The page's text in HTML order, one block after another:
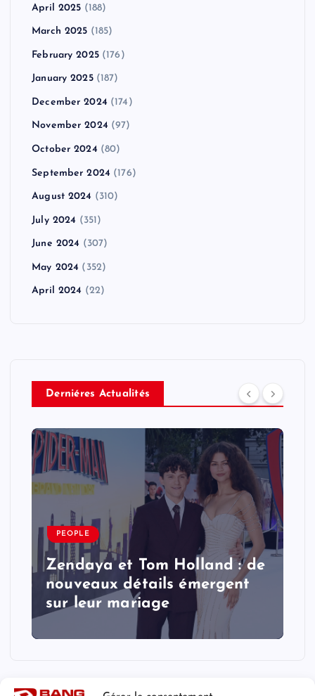
April 2025 (188)
March 2025 (185)
February 2025(176)
January 2025(187)
December 2024 (174)
November 2024 (97)
October 2024 (80)
September 2024 (176)
August 2024 (310)
July 2024 (351)
June 2024 (307)
May 2024 (352)
April 2024 (22)
Derniéres Actualités
PEOPLE
Zendaya et Tom Holland : de
nouveaux détails émergent
sur leur mariage